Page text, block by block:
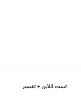
تست آنلاین + تفسیر